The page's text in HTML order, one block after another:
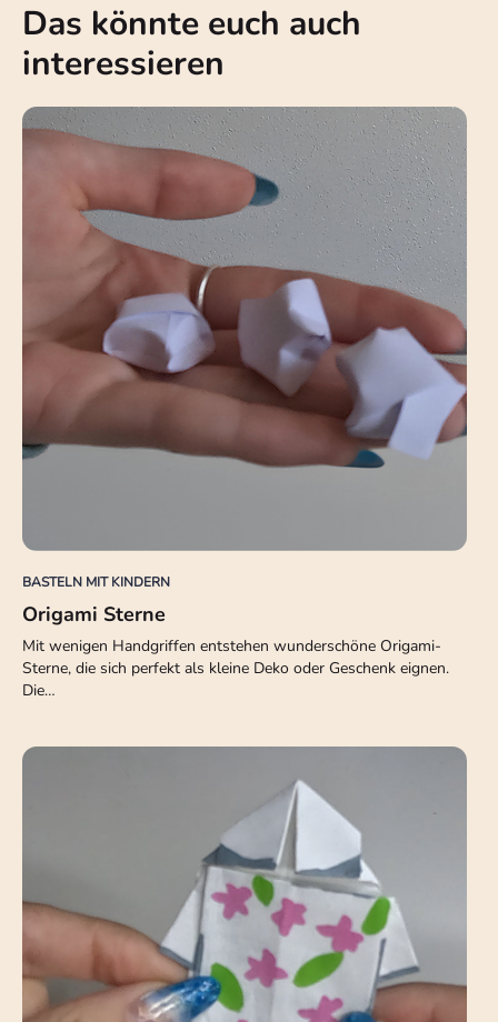
Das könnte euch auch
interessieren
BASTELN MIT KINDERN
Origami Sterne
Mit wenigen Handgriffen entstehen wunderschöne Origami-
Sterne, die sich perfekt als kleine Deko oder Geschenk eignen.
Die…